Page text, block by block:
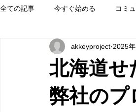
全ての記事 今すぐ始める コミ
北海道せ
弊社のプ
akkeyproject 2025